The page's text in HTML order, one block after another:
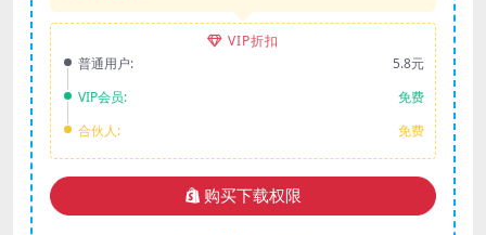
VIP折扣
普通用户:
5.8元
VIP会员:
免费
合伙人:
免费
购买下载权限